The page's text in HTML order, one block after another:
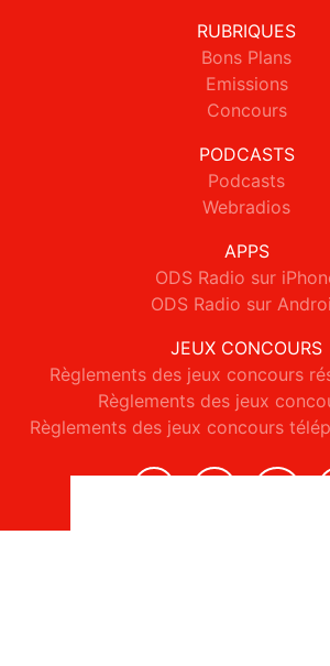
RUBRIQUES
Bons Plans
Emissions
Concours
PODCASTS
Podcasts
Webradios
APPS
ODS Radio sur
ODS Radio sur
JEUX CONCOURS
Règlements des jeux concours
Règlements des jeux
Règlements des jeux concours